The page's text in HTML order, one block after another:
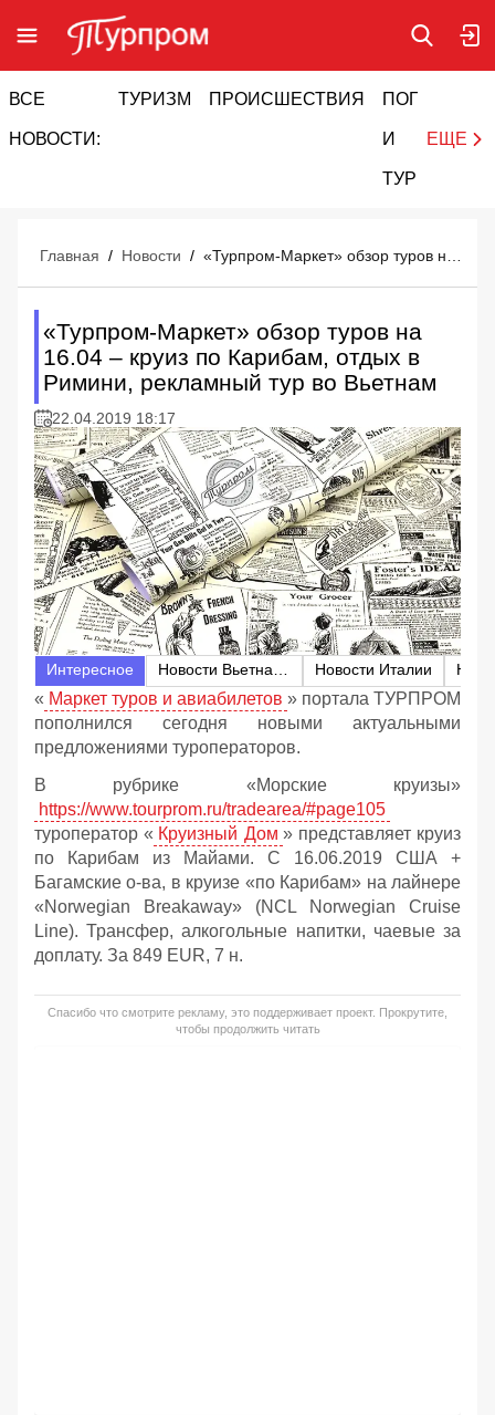
ВСЕ
НОВОСТИ:
ТУРИЗМ ПРОИСШЕСТВИЯ ПОГОДА
И
ТУРИЗМ
ЕЩЕ
Главная / Новости /
«Турпром-Маркет» обзор туров на
16.04 – круиз по Карибам, отдых в
Римини, рекламный тур во Вьетнам
22.04.2019 18:17
Интересное Новости Италии
« Маркет туров и авиабилетов » портала ТУРПРОМ
пополнился сегодня новыми актуальными
предложениями туроператоров.
В рубрике «Морские круизы»
https://www.tourprom.ru/tradearea/#page105
туроператор « Круизный Дом » представляет круиз
по Карибам из Майами. С 16.06.2019 США +
Багамские о-ва, в круизе «по Карибам» на лайнере
«Norwegian Breakaway» (NCL Norwegian Cruise
Line). Трансфер, алкогольные напитки, чаевые за
доплату. За 849 EUR, 7 н.
Спасибо что смотрите рекламу, это поддерживает проект. Прокрутите,
чтобы продолжить читать